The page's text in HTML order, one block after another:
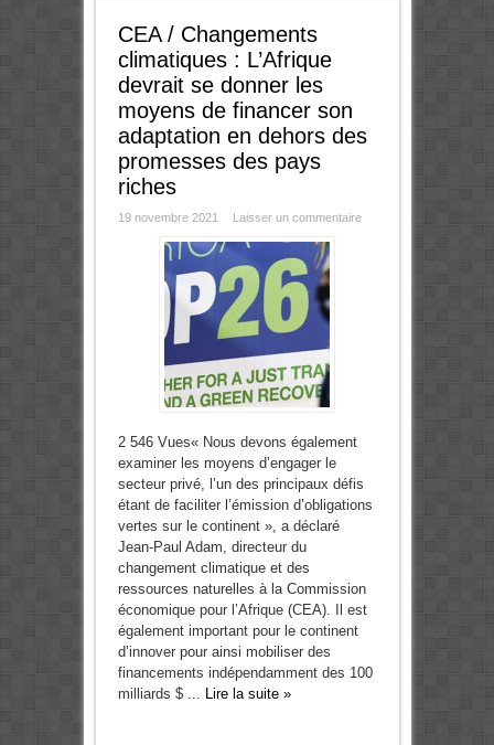
CEA / Changements
climatiques : L’Afrique
devrait se donner les
moyens de financer son
adaptation en dehors des
promesses des pays
riches
19 novembre 2021 Laisser un commentaire
2 546 Vues« Nous devons également
examiner les moyens d’engager le
secteur privé, l’un des principaux défis
étant de faciliter l’émission d’obligations
vertes sur le continent », a déclaré
Jean-Paul Adam, directeur du
changement climatique et des
ressources naturelles à la Commission
économique pour l’Afrique (CEA). Il est
également important pour le continent
d’innover pour ainsi mobiliser des
financements indépendamment des 100
milliards $ ... Lire la suite »